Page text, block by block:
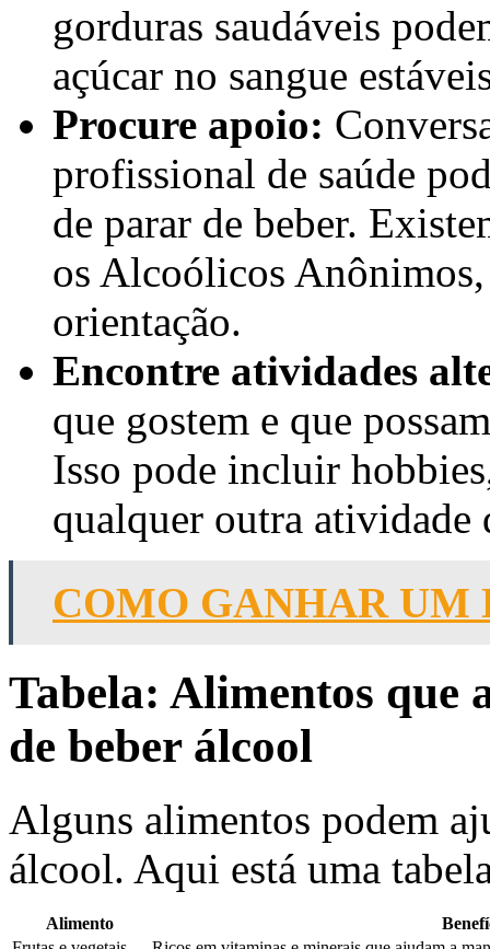
gorduras saudáveis
açúcar no sangue
Procure apoio:
profissional de saúde
de parar de beber.
os Alcoólicos
orientação.
Encontre atividades
que gostem e que
Isso pode incluir
qualquer outra atividade
COMO GANHAR UM
Tabela: Alimentos que
de beber álcool
Alguns alimentos podem
álcool. Aqui está uma
Alimento